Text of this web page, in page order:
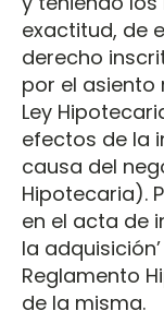
exactitud, de
derecho
por el
Ley
efectos de la
causa del
Hipotecaria).
en el acta de
la
Reglamento
de la misma.